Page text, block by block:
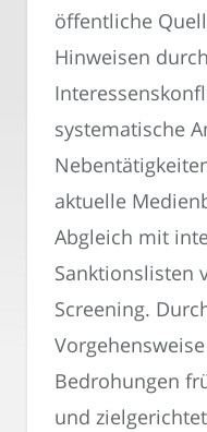
öffentliche
Hinweisen
systematische
aktuelle
Abgleich mit
Sanktionslisten
Screening.
Bedrohungen
und